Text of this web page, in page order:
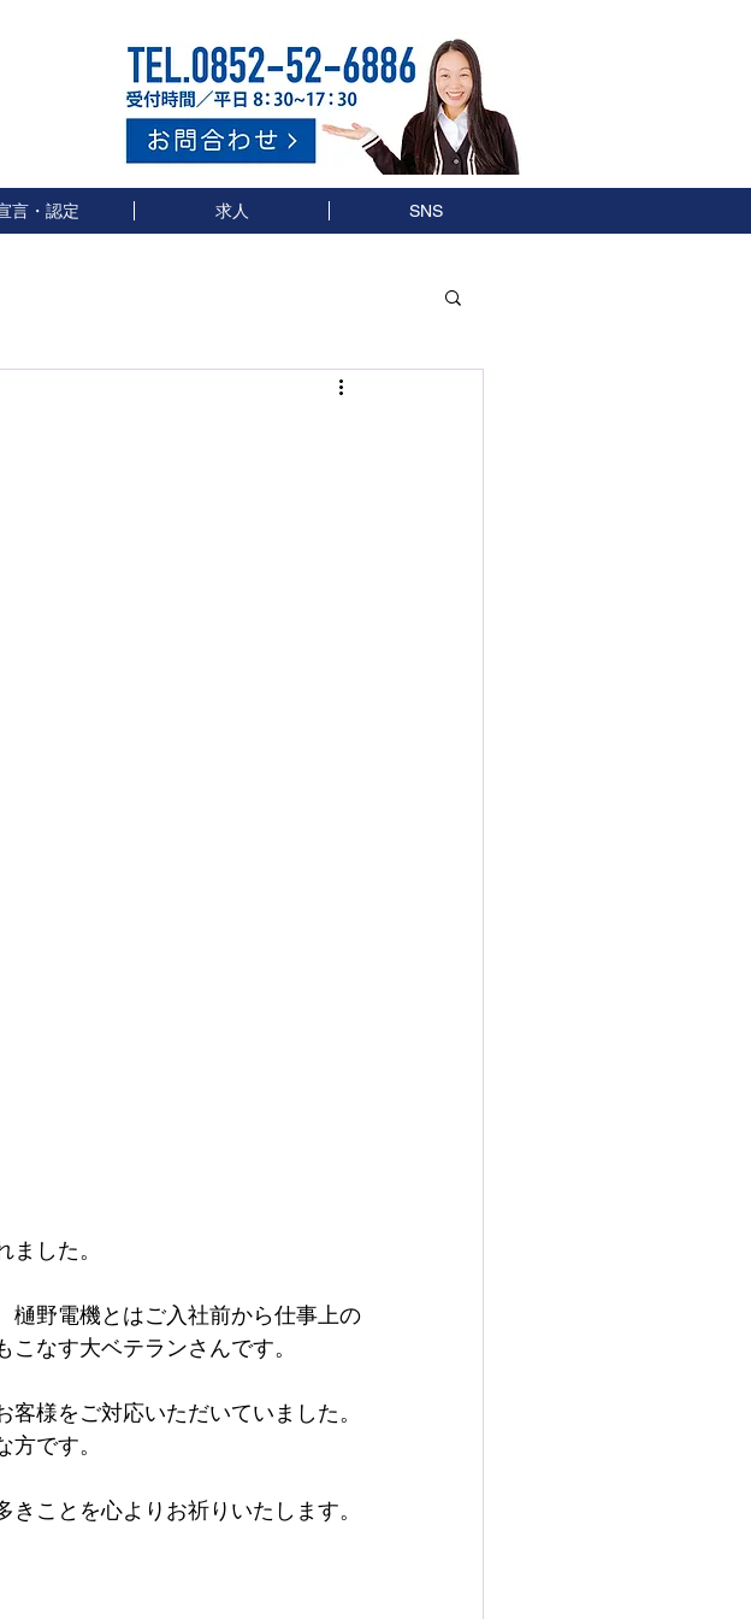
言・認定 求人 SNS
した。
樋野電機とはご入社前から仕事上の
なす大ベテランさんです。
様をご対応いただいていました。
です。
ことを心よりお祈りいたします。